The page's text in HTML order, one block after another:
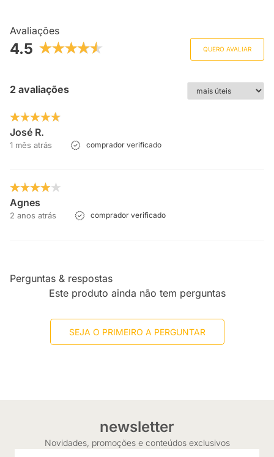
Avaliações
4.5 QUERO AVALIAR
2 avaliações
José R.
1 mês atrás comprador verificado
Agnes
2 anos atrás comprador verificado
Perguntas & respostas
Este produto ainda não tem perguntas
SEJA O PRIMEIRO A PERGUNTAR
newsletter
Novidades, promoções e conteúdos exclusivos